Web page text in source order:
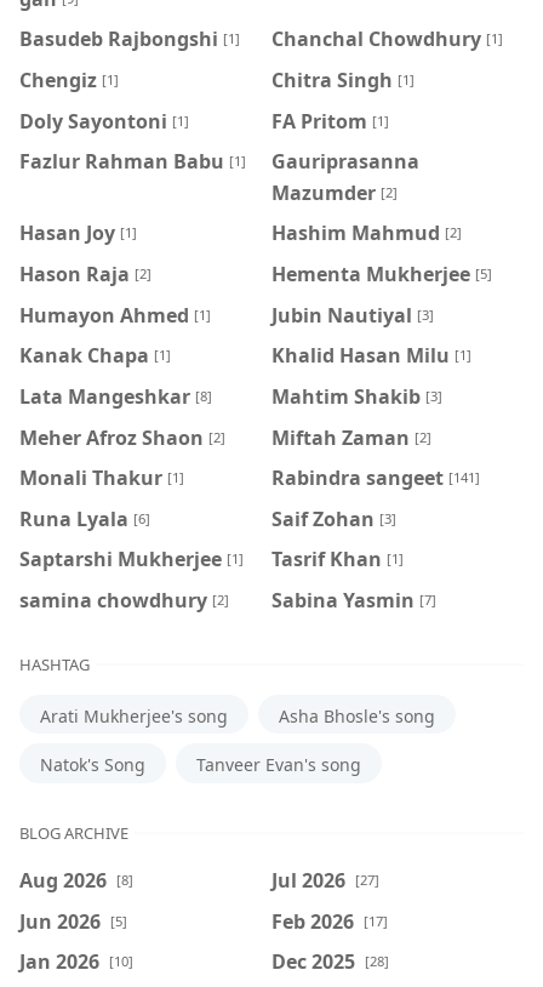
Basudeb Rajbongshi [1] Chanchal Chowdhury [1]
Chengiz [1] Chitra Singh [1]
Doly Sayontoni [1] FA Pritom [1]
Fazlur Rahman Babu [1]
Gauriprasanna
Mazumder [2]
Hasan Joy [1] Hashim Mahmud [2]
Hason Raja [2] Hementa Mukherjee [5]
Humayon Ahmed [1] Jubin Nautiyal [3]
Kanak Chapa [1] Khalid Hasan Milu [1]
Lata Mangeshkar [8] Mahtim Shakib [3]
Meher Afroz Shaon [2] Miftah Zaman [2]
Monali Thakur [1] Rabindra sangeet [141]
Runa Lyala [6] Saif Zohan [3]
Saptarshi Mukherjee [1] Tasrif Khan [1]
samina chowdhury [2] ‍Sabina Yasmin [7]
HASHTAG
Arati Mukherjee's song Asha Bhosle's song
Natok's Song Tanveer Evan's song
BLOG ARCHIVE
Aug 2026 [8] Jul 2026 [27]
Jun 2026 [5] Feb 2026 [17]
Jan 2026 [10] Dec 2025 [28]